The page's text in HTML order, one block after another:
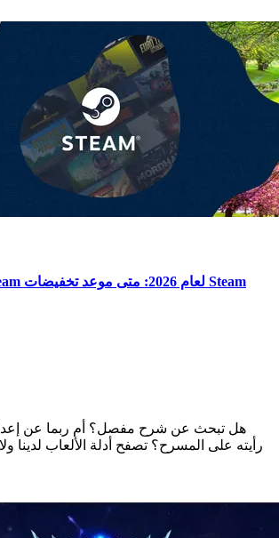
هل تبحث عن شرح مفصل؟ أم ربما عن
رأيته على المسرح؟ تصفح أدلة الألعاب لدينا